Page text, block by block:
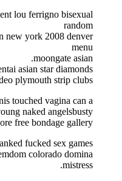
lou ferrigno bisexual
random
new york 2008 denver
menu
moongate asian.
asian star diamonds
plymouth strip clubs.
touched vagina can a
naked angelsbusty
free bondage gallery.
fucked sex games
colorado domina
mistress.